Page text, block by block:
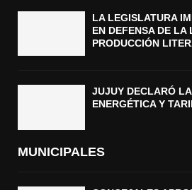
LA LEGISLATURA
EN DEFENSA DE
PRODUCCIÓN
JUJUY DECLARÓ
ENERGÉTICA Y
MUNICIPALES